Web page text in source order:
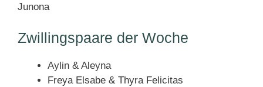
Junona
Zwillingspaare der Woche
Aylin & Aleyna
Freya Elsabe & Thyra Felicitas